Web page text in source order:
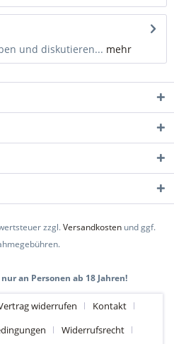
und diskutieren... mehr
zzgl.Versandkosten und ggf.
an Personen ab 18 Jahren!
widerrufen
Kontakt
Widerrufsrecht